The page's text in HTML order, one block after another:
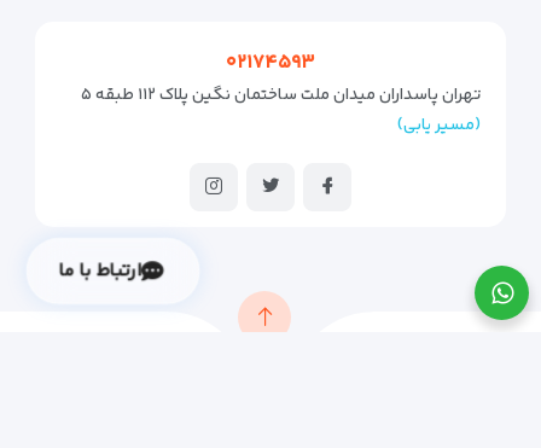
۰۲۱۷۴۵۹۳
تهران پاسداران میدان ملت ساختمان نگین پلاک ۱۱۲ طبقه ۵
(مسیر یابی)
ارتباط با ما